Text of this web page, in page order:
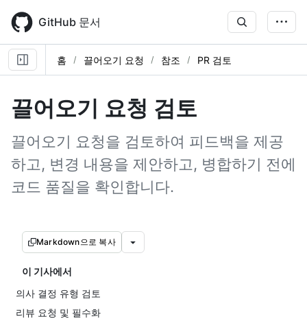
main
content
GitHub 문서
홈 끌어오기 요청 참조 PR 검토
끌어오기 요청 검토
끌어오기 요청을 검토하여 피드백을 제공
하고, 변경 내용을 제안하고, 병합하기 전에
코드 품질을 확인합니다.
Markdown으로 복사
이 기사에서
의사 결정 유형 검토
리뷰 요청 및 필수화